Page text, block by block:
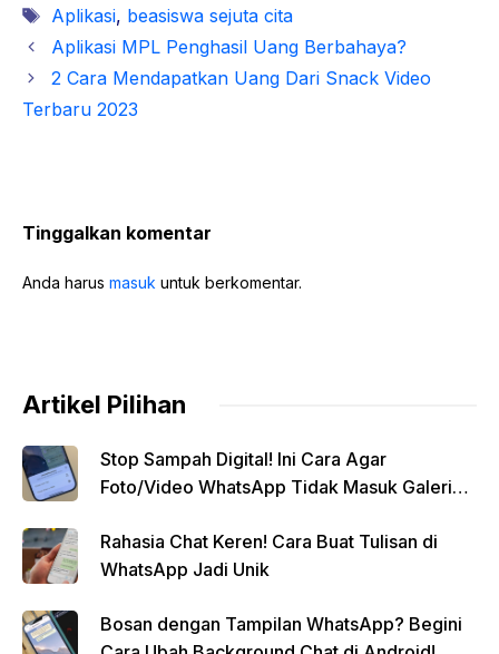
Tag
Aplikasi, beasiswa sejuta cita
Aplikasi MPL Penghasil Uang Berbahaya?
2 Cara Mendapatkan Uang Dari Snack Video
Terbaru 2023
Tinggalkan komentar
Anda harus masuk untuk berkomentar.
Artikel Pilihan
Stop Sampah Digital! Ini Cara Agar
Foto/Video WhatsApp Tidak Masuk Galeri
Rahasia Chat Keren! Cara Buat Tulisan di
WhatsApp Jadi Unik
Bosan dengan Tampilan WhatsApp? Begini